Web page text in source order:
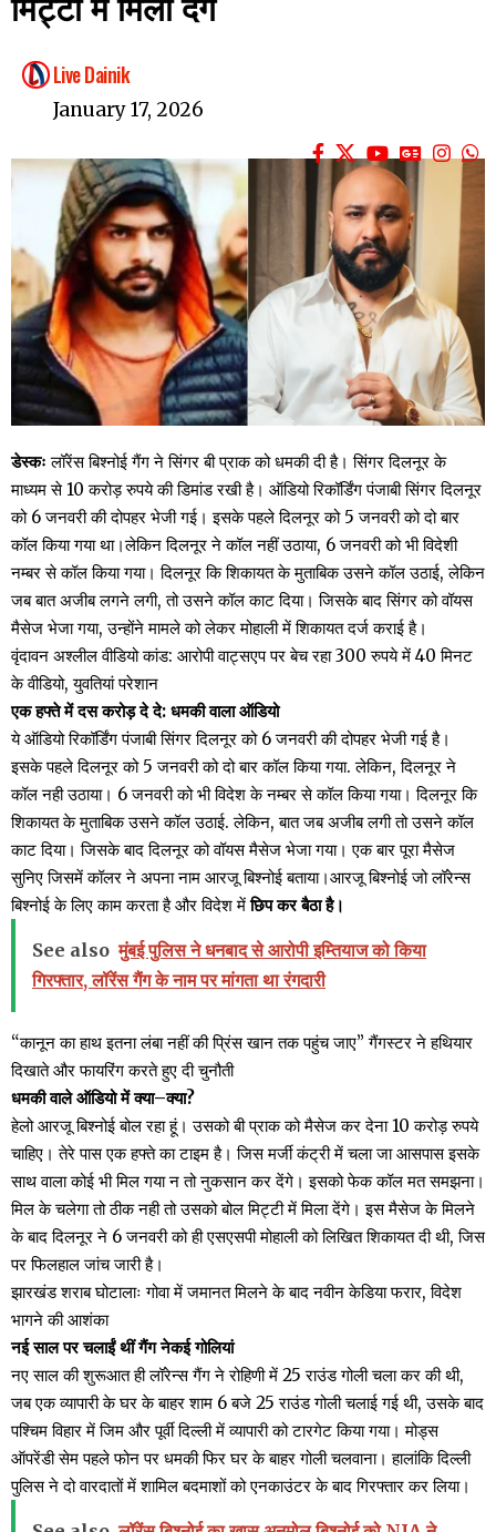
Live Dainik
January 17, 2026
डेस्कः लॉरेंस बिश्नोई गैंग ने सिंगर बी प्राक को धमकी दी है। सिंगर दिलनूर के
माध्यम से 10 करोड़ रुपये की डिमांड रखी है। ऑडियो रिकॉर्डिंग पंजाबी सिंगर दिलनूर
को 6 जनवरी की दोपहर भेजी गई। इसके पहले दिलनूर को 5 जनवरी को दो बार
कॉल किया गया था।लेकिन दिलनूर ने कॉल नहीं उठाया, 6 जनवरी को भी विदेशी
नम्बर से कॉल किया गया। दिलनूर कि शिकायत के मुताबिक उसने कॉल उठाई, लेकिन
जब बात अजीब लगने लगी, तो उसने कॉल काट दिया। जिसके बाद सिंगर को वॉयस
मैसेज भेजा गया, उन्होंने मामले को लेकर मोहाली में शिकायत दर्ज कराई है।
वृंदावन अश्लील वीडियो कांड: आरोपी वाट्सएप पर बेच रहा 300 रुपये में 40 मिनट
के वीडियो, युवतियां परेशान
एक हफ्ते में दस करोड़ दे दे: धमकी वाला ऑडियो
ये ऑडियो रिकॉर्डिंग पंजाबी सिंगर दिलनूर को 6 जनवरी की दोपहर भेजी गई है।
इसके पहले दिलनूर को 5 जनवरी को दो बार कॉल किया गया. लेकिन, दिलनूर ने
कॉल नही उठाया। 6 जनवरी को भी विदेश के नम्बर से कॉल किया गया। दिलनूर कि
शिकायत के मुताबिक उसने कॉल उठाई. लेकिन, बात जब अजीब लगी तो उसने कॉल
काट दिया। जिसके बाद दिलनूर को वॉयस मैसेज भेजा गया। एक बार पूरा मैसेज
सुनिए जिसमें कॉलर ने अपना नाम आरजू बिश्नोई बताया।आरजू बिश्नोई जो लॉरेन्स
बिश्नोई के लिए काम करता है और विदेश मेंछिप कर बैठा है।
See also मुंबई पुलिस ने धनबाद से आरोपी इम्तियाज को किया
गिरफ्तार, लॉरेंस गैंग के नाम पर मांगता था रंगदारी
“कानून का हाथ इतना लंबा नहीं की प्रिंस खान तक पहुंच जाए” गैंगस्टर ने हथियार
दिखाते और फायरिंग करते हुए दी चुनौती
धमकी वाले ऑडियो में क्या–क्या?
हेलो आरजू बिश्नोई बोल रहा हूं। उसको बी प्राक को मैसेज कर देना 10 करोड़ रुपये
चाहिए। तेरे पास एक हफ्ते का टाइम है। जिस मर्जी कंट्री में चला जा आसपास इसके
साथ वाला कोई भी मिल गया न तो नुकसान कर देंगे। इसको फेक कॉल मत समझना।
मिल के चलेगा तो ठीक नही तो उसको बोल मिट्टी में मिला देंगे। इस मैसेज के मिलने
के बाद दिलनूर ने 6 जनवरी को ही एसएसपी मोहाली को लिखित शिकायत दी थी, जिस
पर फिलहाल जांच जारी है।
झारखंड शराब घोटालाः गोवा में जमानत मिलने के बाद नवीन केडिया फरार, विदेश
भागने की आशंका
नई साल पर चलाईं थीं गैंग नेकई गोलियां
नए साल की शुरूआत ही लॉरेन्स गैंग ने रोहिणी में 25 राउंड गोली चला कर की थी,
जब एक व्यापारी के घर के बाहर शाम 6 बजे 25 राउंड गोली चलाई गई थी, उसके बाद
पश्चिम विहार में जिम और पूर्वी दिल्ली में व्यापारी को टारगेट किया गया। मोड्स
ऑपरेंडी सेम पहले फोन पर धमकी फिर घर के बाहर गोली चलवाना। हालांकि दिल्ली
पुलिस ने दो वारदातों में शामिल बदमाशों को एनकाउंटर के बाद गिरफ्तार कर लिया।